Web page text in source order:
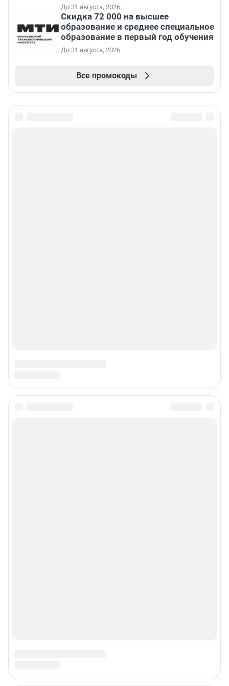
До 31 августа, 2026
Скидка 72 000 на высшее
образование и среднее специальное
образование в первый год обучения
До 31 августа, 2026
Все промокоды